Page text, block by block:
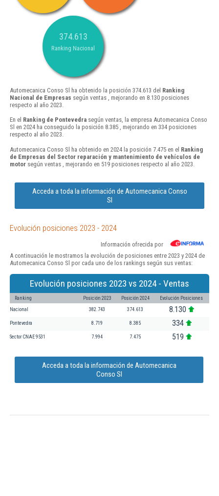
374.613
Ranking Nacional
Automecanica Conso Sl ha obtenido la posición 374.613 del Ranking
Nacional de Empresas según ventas , mejorando en 8.130 posiciones
respecto al año 2023.
En el Ranking de Pontevedra según ventas, la empresa Automecanica Conso
Sl en 2024 ha conseguido la posición 8.385 , mejorando en 334 posiciones
respecto al año 2023.
Automecanica Conso Sl ha obtenido en 2024 la posición 7.475 en el Ranking
de Empresas del Sector reparación y mantenimiento de vehículos de
motor según ventas , mejorando en 519 posiciones respecto al año 2023.
Acceda a toda la información de Automecanica Conso
Sl
Evolución posiciones 2023 - 2024
Información ofrecida por
A continuación le mostramos la evolución de posiciones entre 2023 y 2024 de
Automecanica Conso Sl por cada uno de los rankings según sus ventas:
Evolución posiciones 2023 vs 2024 - Ventas
Ranking Posición 2023 Posición 2024 Evolución Posiciones
Nacional 382.743 374.613 8.130
Pontevedra 8.719 8.385 334
Sector CNAE 9531 7.994 7.475 519
Acceda a toda la información de Automecanica
Conso Sl